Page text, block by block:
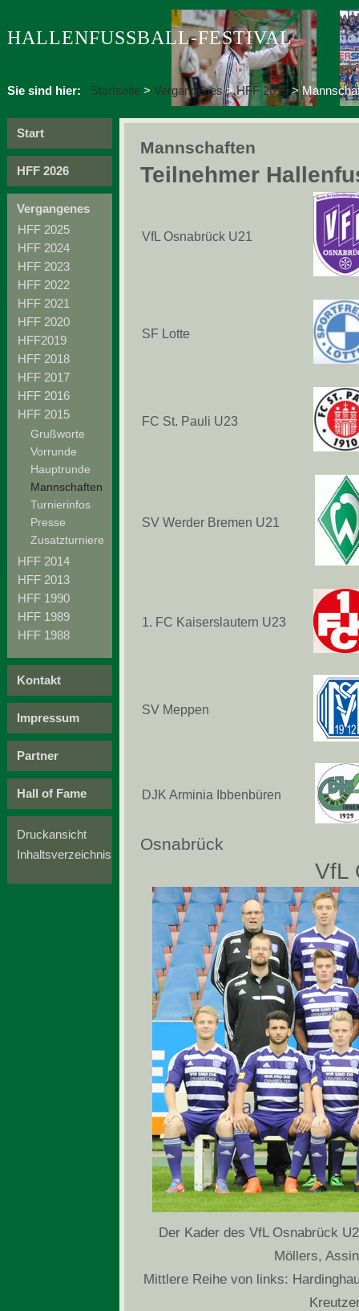
HALLENFUSSBALL-FESTIVAL
Sie sind hier: Startseite > Vergangenes>HFF 2015>
Start
HFF 2026
Vergangenes
HFF 2025
HFF 2024
HFF 2023
HFF 2022
HFF 2021
HFF 2020
HFF2019
HFF 2018
HFF 2017
HFF 2016
HFF 2015
Grußworte
Vorrunde
Hauptrunde
Mannschaften
Turnierinfos
Presse
Zusatzturniere
HFF 2014
HFF 2013
HFF 1990
HFF 1989
HFF 1988
Kontakt
Impressum
Partner
Hall of Fame
Druckansicht
Inhaltsverzeichnis
Mannschaften
Teilnehmer
VfL Osnabrück U21
SF Lotte
FC St. Pauli U23
SV Werder Bremen U21
1. FC Kaiserslautern U23
SV Meppen
DJK Arminia Ibbenbüren
Osnabrück
VfL
Der Kader des VfL Osnabrück
Möllers,
Mittlere Reihe von links: